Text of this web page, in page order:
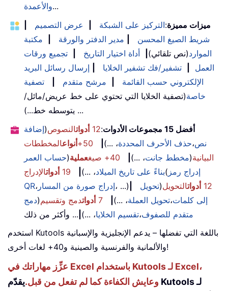
والأعمدة...
ميزات مميزة:التركيز على الشبكة عرض التصميم
شريط الصيغ المحسن
مدير الدفتر والورقة
مكتبة
الموارد(نص تلقائي) أداة اختيار التاريخ
تجميع ورقات
العمل
تشفير/فك تشفير الخلايا
إرسال رسائل البريد
الإلكتروني حسب القائمة
مرشح متقدم
تصفية
خاصة(تصفية الخلايا التي تحتوي على خط عريض/مائل/
يتوسطه خط...) ...
أفضل 15 مجموعات الأدوات
:
12 أدواتالنصوص(إضافة
نص،حذف الأحرف المحددة، ...) 50+ أنواعالمخططات
البيانية(مخطط جانت، ...) 40+ صيغ عملية(حساب العمر
بناءً على تاريخ الميلاد، ...) 19 أدواتالإدراج ( إدراج رمز
QR، إدراج صورة من المسار، ...) 12 أدواتالتحويل(تحويل
إلى كلمات،تحويل العملة، ...) 7 أدواتدمج وتقسيم(دمج
متقدم للصفوف،تقسيم الخلايا، ...) ... وأكثر من ذلك
استخدم Kutools باللغة التي تفضلها – يدعم الإنجليزية والإسبانية
والألمانية والفرنسية والصينية و40+ لغات أخرى!
عزِّز مهاراتك في Excel باستخدام Kutools لـ Excel،
وعايش الكفاءة كما لم تفعل من قبل.يقدّم Kutools لـ